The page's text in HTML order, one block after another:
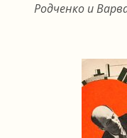
Родченко и